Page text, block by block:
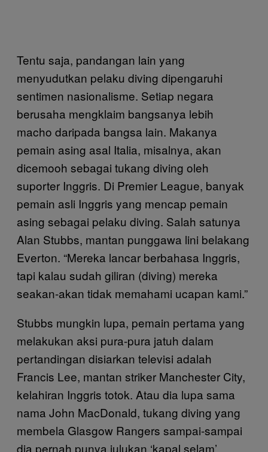
Tentu saja, pandangan lain yang
menyudutkan pelaku diving dipengaruhi
sentimen nasionalisme. Setiap negara
berusaha mengklaim bangsanya lebih
macho daripada bangsa lain. Makanya
pemain asing asal Italia, misalnya, akan
dicemooh sebagai tukang diving oleh
suporter Inggris. Di Premier League, banyak
pemain asli Inggris yang mencap pemain
asing sebagai pelaku diving. Salah satunya
Alan Stubbs, mantan punggawa lini belakang
Everton. “Mereka lancar berbahasa Inggris,
tapi kalau sudah giliran (diving) mereka
seakan-akan tidak memahami ucapan kami.”
Stubbs mungkin lupa, pemain pertama yang
melakukan aksi pura-pura jatuh dalam
pertandingan disiarkan televisi adalah
Francis Lee, mantan striker Manchester City,
kelahiran Inggris totok. Atau dia lupa sama
nama John MacDonald, tukang diving yang
membela Glasgow Rangers sampai-sampai
dia pernah punya julukan ‘kapal selam’